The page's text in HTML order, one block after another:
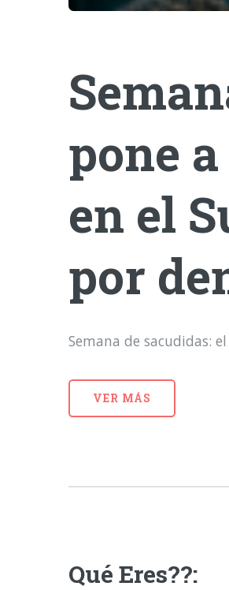
pone
en el
por
Semana de sacudidas:
VER MÁS
Qué Eres??: